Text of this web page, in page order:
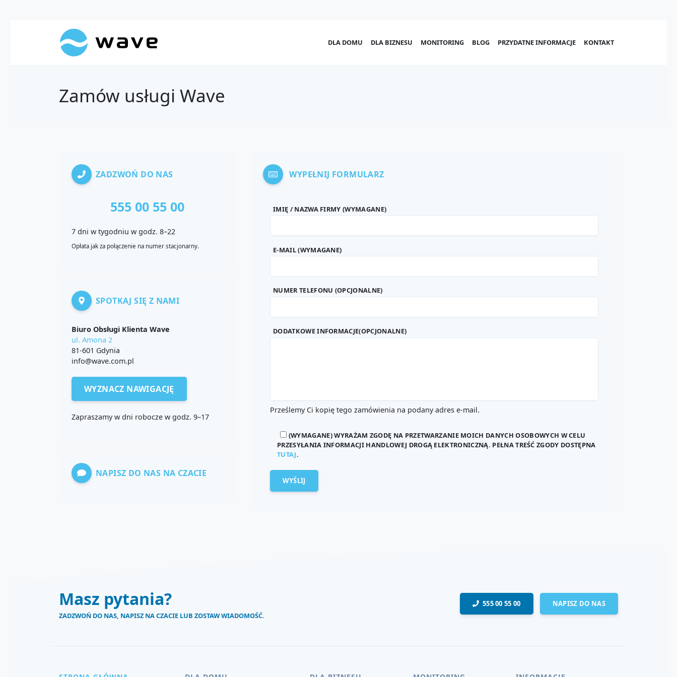
DLA DOMU DLA BIZNESU MONITORING BLOG PRZYDATNE INFORMACJE KONTAKT
Zamów usługi Wave
ZADZWOŃ DO NAS
555 00 55 00
7 dni w tygodniu w godz. 8–22
Opłata jak za połączenie na numer stacjonarny.
SPOTKAJ SIĘ Z NAMI
Biuro Obsługi Klienta Wave
ul. Amona 2
81-601 Gdynia
info@wave.com.pl
WYZNACZ NAWIGACJĘ
Zapraszamy w dni robocze w godz. 9–17
NAPISZ DO NAS NA CZACIE
WYPEŁNIJ FORMULARZ
IMIĘ / NAZWA FIRMY (WYMAGANE)
E-MAIL (WYMAGANE)
NUMER TELEFONU (OPCJONALNE)
DODATKOWE INFORMACJE(OPCJONALNE)
Prześlemy Ci kopię tego zamówienia na podany adres e-mail.
(WYMAGANE) WYRAŻAM ZGODĘ NA PRZETWARZANIE MOICH DANYCH OSOBOWYCH W CELU
PRZESYŁANIA INFORMACJI HANDLOWEJ DROGĄ ELEKTRONICZNĄ. PEŁNA TREŚĆ ZGODY DOSTĘPNA
TUTAJ.
Masz pytania?
ZADZWOŃ DO NAS, NAPISZ NA CZACIE LUB ZOSTAW WIADOMOŚĆ.
555 00 55 00 NAPISZ DO NAS